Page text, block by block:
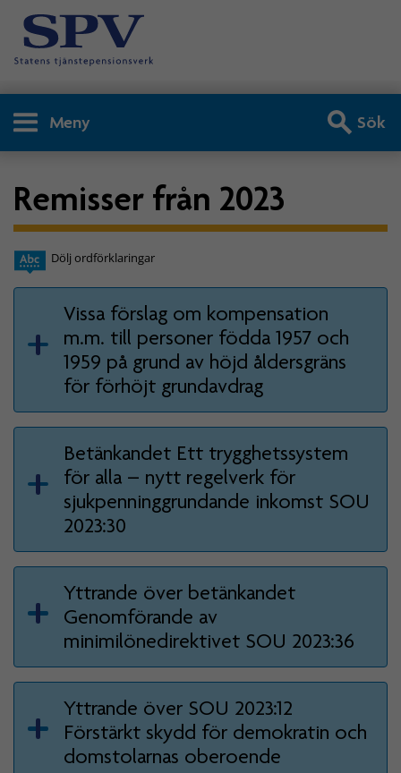
Meny Sök
Remisser från 2023
Dölj ordförklaringar
Vissa förslag om kompensation
m.m. till personer födda 1957 och
1959 på grund av höjd åldersgräns
för förhöjt grundavdrag
Betänkandet Ett trygghetssystem
för alla – nytt regelverk för
sjukpenninggrundande inkomst SOU
2023:30
Yttrande över betänkandet
Genomförande av
minimilönedirektivet SOU 2023:36
Yttrande över SOU 2023:12
Förstärkt skydd för demokratin och
domstolarnas oberoende